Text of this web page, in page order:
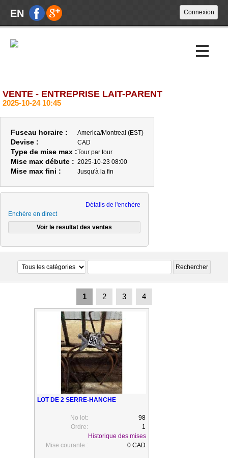
EN
Encans à venir
Encans passés
À propos
Nous joindre
VENTE - ENTREPRISE LAIT-PARENT
2025-10-24 10:45
Fuseau horaire : America/Montreal (EST)
Devise : CAD
Type de mise max :Tour par tour
Mise max débute : 2025-10-23 08:00
Mise max fini : Jusqu'à la fin
Détails de l'enchère
Enchère en direct
1 2 3 4
LOT DE 2 SERRE-HANCHE
No lot:
98
Ordre:
1
Historique des mises
Mise courante :
0 CAD